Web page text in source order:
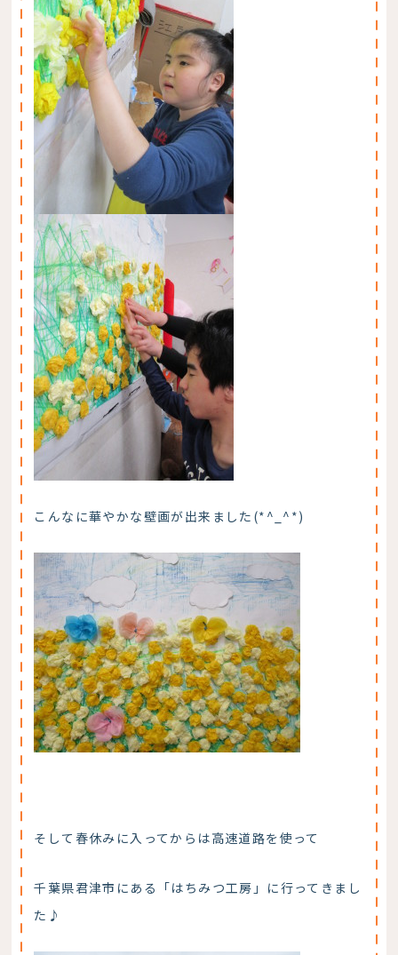
こんなに華やかな壁画が出来ました(*^_^*)
そして春休みに入ってからは高速道路を使って
千葉県君津市にある「はちみつ工房」に行ってきまし
た♪